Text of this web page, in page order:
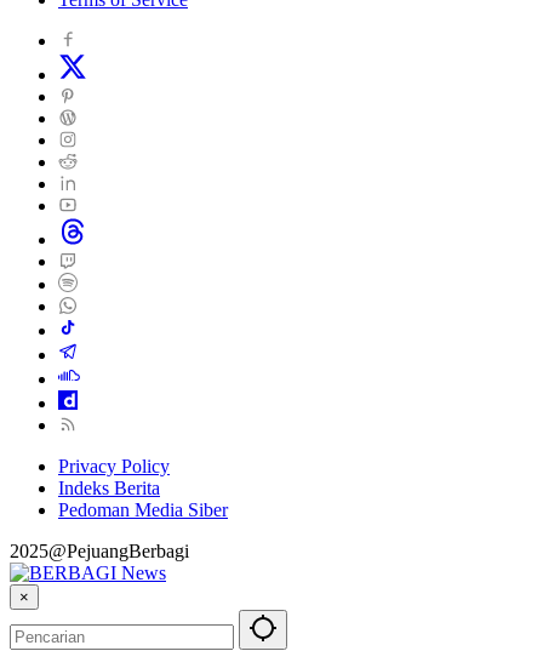
Privacy Policy
Indeks Berita
Pedoman Media Siber
2025@PejuangBerbagi
×